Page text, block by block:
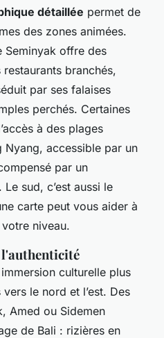
détaillée permet de
des zones animées.
Seminyak offre des
branchés,
par ses falaises
perchés. Certaines
à des plages
Nyang, accessible par un
par un
sud, c’est aussi le
carte peut vous aider à
niveau.
culturelle plus
le nord et l’est. Des
Amed ou Sidemen
de Bali : rizières en